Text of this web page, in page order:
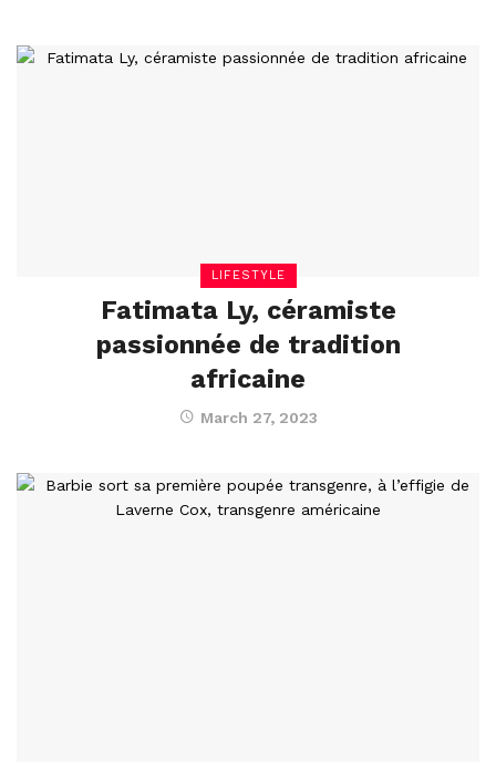
LIFESTYLE
Fatimata Ly, céramiste
passionnée de tradition
africaine
March 27, 2023